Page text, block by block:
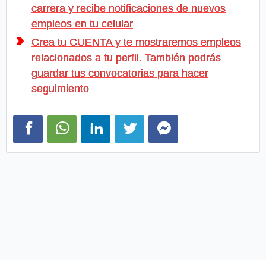
carrera y recibe notificaciones de nuevos
empleos en tu celular
Crea tu CUENTA y te mostraremos empleos
relacionados a tu perfil. También podrás
guardar tus convocatorias para hacer
seguimiento